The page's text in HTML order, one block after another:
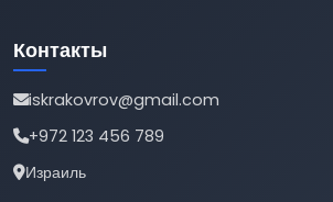
Контакты
iskrakovrov@gmail.com
+972 123 456 789
Израиль